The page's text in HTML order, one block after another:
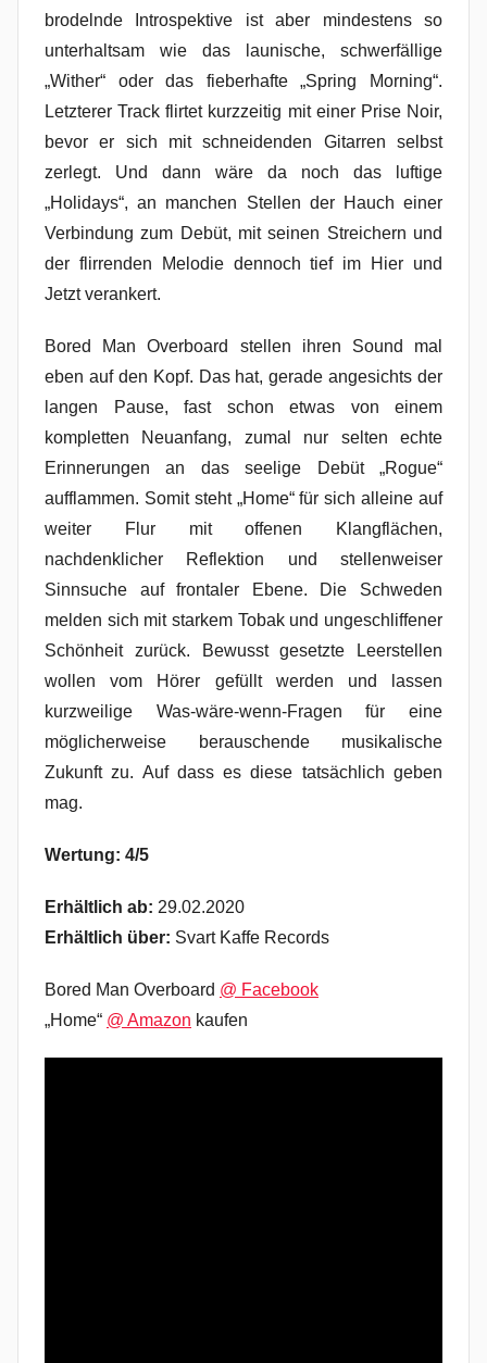
brodelnde Introspektive ist aber mindestens so
unterhaltsam wie das launische, schwerfällige
„Wither“ oder das fieberhafte „Spring Morning“.
Letzterer Track flirtet kurzzeitig mit einer Prise Noir,
bevor er sich mit schneidenden Gitarren selbst
zerlegt. Und dann wäre da noch das luftige
„Holidays“, an manchen Stellen der Hauch einer
Verbindung zum Debüt, mit seinen Streichern und
der flirrenden Melodie dennoch tief im Hier und
Jetzt verankert.
Bored Man Overboard stellen ihren Sound mal
eben auf den Kopf. Das hat, gerade angesichts der
langen Pause, fast schon etwas von einem
kompletten Neuanfang, zumal nur selten echte
Erinnerungen an das seelige Debüt „Rogue“
aufflammen. Somit steht „Home“ für sich alleine auf
weiter Flur mit offenen Klangflächen,
nachdenklicher Reflektion und stellenweiser
Sinnsuche auf frontaler Ebene. Die Schweden
melden sich mit starkem Tobak und ungeschliffener
Schönheit zurück. Bewusst gesetzte Leerstellen
wollen vom Hörer gefüllt werden und lassen
kurzweilige Was-wäre-wenn-Fragen für eine
möglicherweise berauschende musikalische
Zukunft zu. Auf dass es diese tatsächlich geben
mag.
Wertung: 4/5
Erhältlich ab: 29.02.2020
Erhältlich über: Svart Kaffe Records
Bored Man Overboard @ Facebook
„Home“ @ Amazon kaufen